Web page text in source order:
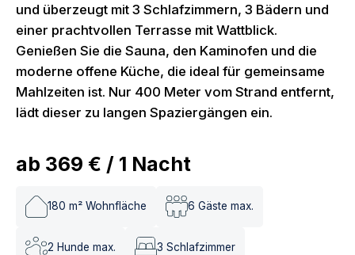
und überzeugt mit 3 Schlafzimmern, 3 Bädern und
einer prachtvollen Terrasse mit Wattblick.
Genießen Sie die Sauna, den Kaminofen und die
moderne offene Küche, die ideal für gemeinsame
Mahlzeiten ist. Nur 400 Meter vom Strand entfernt,
lädt dieser zu langen Spaziergängen ein.
ab 369 € / 1 Nacht
180 m² Wohnfläche 6 Gäste max.
2 Hunde max. 3 Schlafzimmer